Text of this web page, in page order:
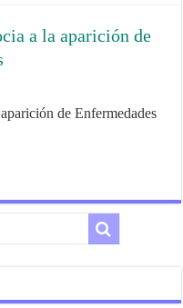
a la aparición de
de Enfermedades